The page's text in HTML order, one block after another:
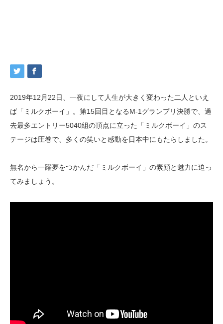
2019年12月22日、一夜にして人生が大きく変わった二人といえ
ば「ミルクボーイ」。第15回目となるM-1グランプリ決勝で、過
去最多エントリー5040組の頂点に立った「ミルクボーイ」のス
テージは圧巻で、多くの笑いと感動を日本中にもたらしました。
無名から一躍夢をつかんだ「ミルクボーイ」の素顔と魅力に迫っ
てみましょう。